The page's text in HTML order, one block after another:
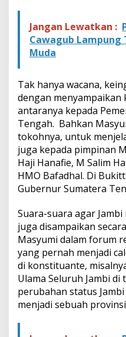
Jangan Lewatkan :
Cawagub
Muda
Tak hanya wacana,
dengan menyampaikan
antaranya kepada
Tengah. Bahkan
tokohnya, untuk
juga kepada pimpinan
Haji Hanafie, M Salim
HMO Bafadhal. Di
Gubernur Sumatera
Suara-suara agar
juga disampaikan
Masyumi dalam forum
yang pernah menjadi
di konstituante,
Ulama Seluruh Jambi
perubahan status
menjadi sebuah